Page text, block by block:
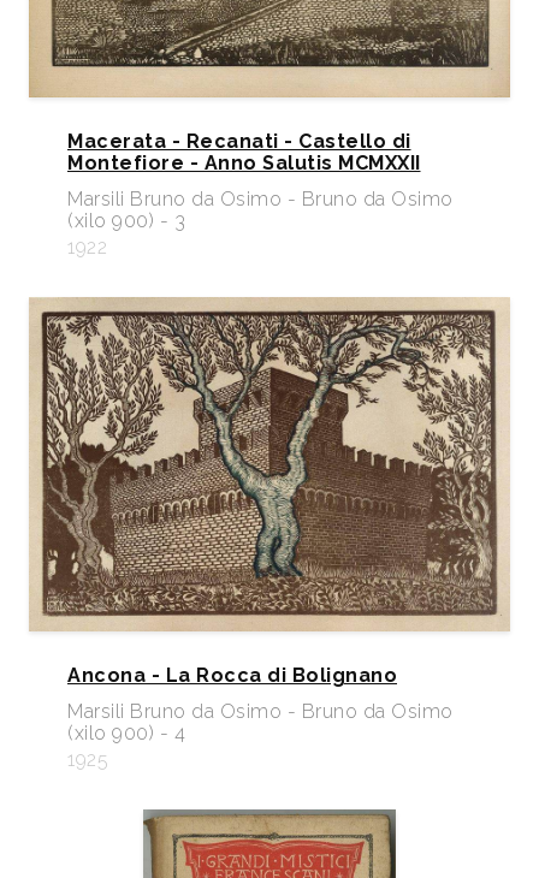
Macerata - Recanati - Castello di
Montefiore - Anno Salutis MCMXXII
Marsili Bruno da Osimo - Bruno da Osimo
(xilo 900) - 3
1922
Ancona - La Rocca di Bolignano
Marsili Bruno da Osimo - Bruno da Osimo
(xilo 900) - 4
1925